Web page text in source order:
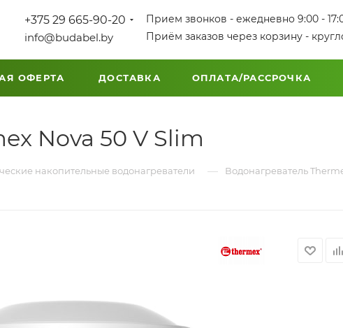
+375 29 665-90-20
info@budabel.by
Прием звонков - ежедневно 9:00 -
Приём заказов через корзину -
ОФЕРТА ДОСТАВКА ОПЛАТА/РАССРОЧКА
Nova 50 V Slim
накопительные водонагреватели — Водонагреватель